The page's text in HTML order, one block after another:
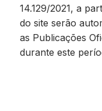
14.129/2021, a
do site serão
as Publicações
durante este